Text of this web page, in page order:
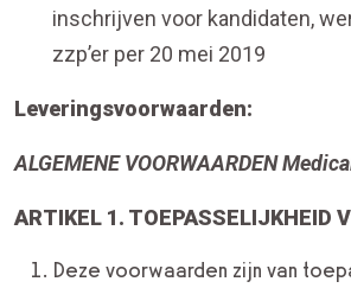
inschrijven voor kandidaten,
zzp’er per 20 mei 2019
Leveringsvoorwaarden:
ALGEMENE VOORWAARDEN
ARTIKEL 1. TOEPASSELIJKHEID
Deze voorwaarden zijn van